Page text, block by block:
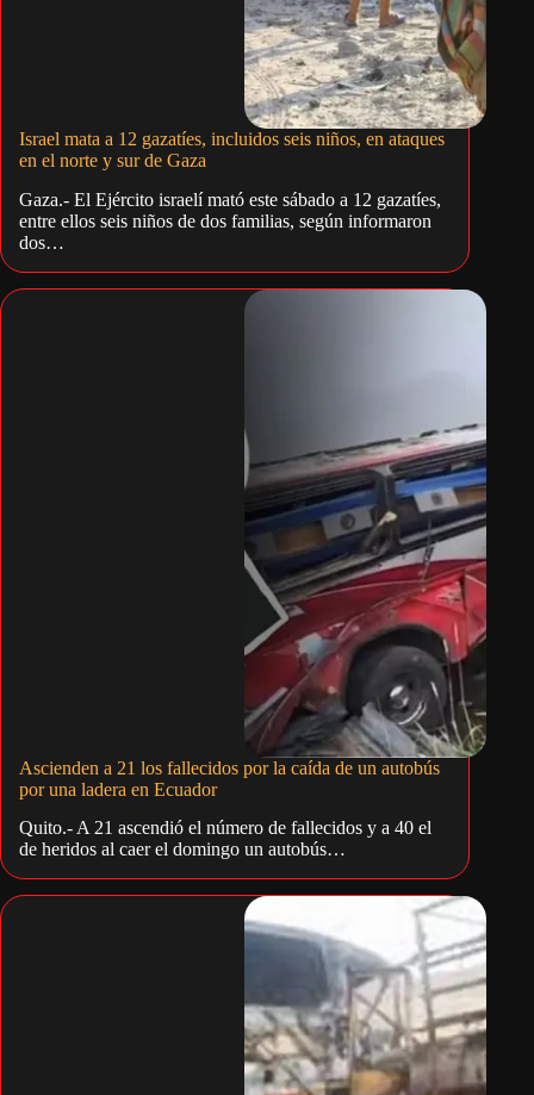
Israel mata a 12 gazatíes, incluidos seis niños, en ataques
en el norte y sur de Gaza
Gaza.- El Ejército israelí mató este sábado a 12 gazatíes,
entre ellos seis niños de dos familias, según informaron
dos…
Ascienden a 21 los fallecidos por la caída de un autobús
por una ladera en Ecuador
Quito.- A 21 ascendió el número de fallecidos y a 40 el
de heridos al caer el domingo un autobús…